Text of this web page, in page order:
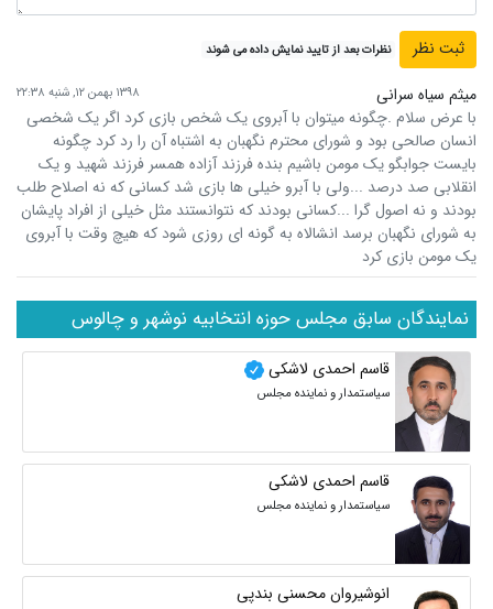
نظرات بعد از تایید نمایش داده می شوند
میثم سیاه سرانی ۱۳۹۸ بهمن ۱۲, شنبه ۲۲:۳۸
با عرض سلام .چگونه میتوان با آبروی یک شخص بازی کرد اگر یک شخصی
انسان صالحی بود و شورای محترم نگهبان به اشتباه آن را رد کرد چگونه
بایست جوابگو یک مومن باشیم بنده فرزند آزاده همسر فرزند شهید و یک
انقلابی صد درصد ...ولی با آبرو خیلی ها بازی شد کسانی که نه اصلاح طلب
بودند و نه اصول گرا ...کسانی بودند که نتوانستند مثل خیلی از افراد پایشان
به شورای نگهبان برسد انشالاه به گونه ای روزی شود که هیچ وقت با آبروی
یک مومن بازی کرد
نمایندگان سابق مجلس حوزه انتخابیه نوشهر و چالوس
قاسم احمدی لاشکی
سیاستمدار و نماینده مجلس
قاسم احمدی لاشکی
سیاستمدار و نماینده مجلس
انوشیروان محسنی بندپی